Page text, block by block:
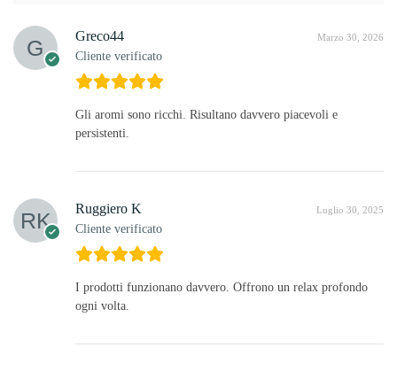
Greco44
Cliente verificato
Marzo 30, 2026
Gli aromi sono ricchi. Risultano davvero piacevoli e
persistenti.
Ruggiero K
Cliente verificato
Luglio 30, 2025
I prodotti funzionano davvero. Offrono un relax profondo
ogni volta.